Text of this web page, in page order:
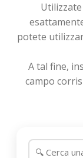
potete
A tal fine,
campo